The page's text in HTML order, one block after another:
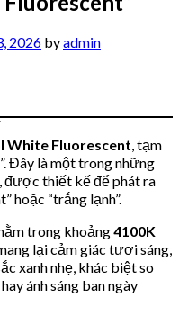
2026 byadmin
White Fluorescent, tạm
Đây là một trong những
được thiết kế để phát ra
hoặc “trắng lạnh”.
trong khoảng4100K
lại cảm giác tươi sáng,
xanh nhẹ, khác biệt so
ánh sáng ban ngày